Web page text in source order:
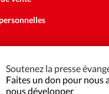
Soutenez la presse
Faites un don pour nous
nous développer